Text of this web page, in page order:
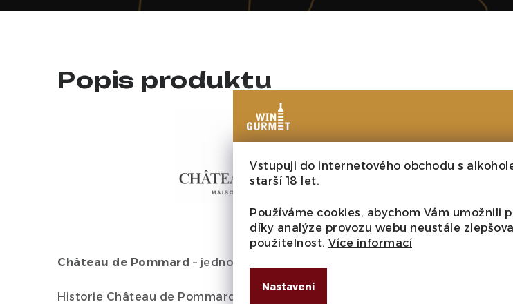
Vstupuji do internetového obchodu s
starší 18 let.
Používáme cookies, abychom Vám umožnili
díky analýze provozu webu neustále
použitelnost. Více informací
Nastavení
Popis produktu
Château de Pommard – jedno z nejslavnějších vinařství Burgundska
Historie Château de Pommard začala psát roku 1726. Dnes je